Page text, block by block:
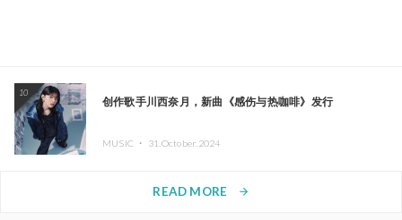
10
创作歌手川西奈月，新曲《感伤与热咖啡》发行
MUSIC ・ 31.October.2024
READ MORE arrow_forward